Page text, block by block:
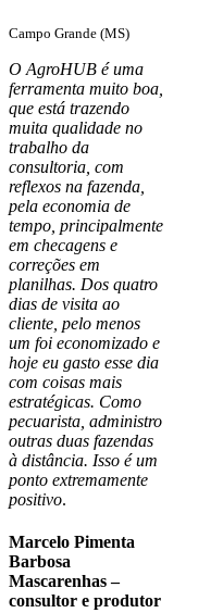
Campo Grande (MS)
O AgroHUB é uma
ferramenta muito boa,
que está trazendo
muita qualidade no
trabalho da
consultoria, com
reflexos na fazenda,
pela economia de
tempo, principalmente
em checagens e
correções em
planilhas. Dos quatro
dias de visita ao
cliente, pelo menos
um foi economizado e
hoje eu gasto esse dia
com coisas mais
estratégicas. Como
pecuarista, administro
outras duas fazendas
à distância. Isso é um
ponto extremamente
positivo.
Marcelo Pimenta
Barbosa
Mascarenhas –
consultor e produtor